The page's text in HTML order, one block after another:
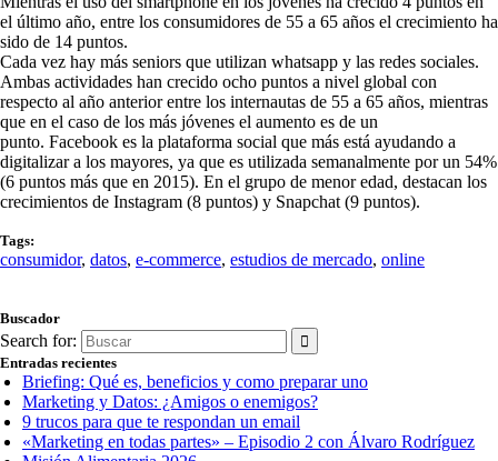
el último año, entre los consumidores de 55 a 65 años el crecimiento ha
sido de 14 puntos.
Cada vez hay más seniors que utilizan whatsapp y las redes sociales.
Ambas actividades han crecido ocho puntos a nivel global con
respecto al año anterior entre los internautas de 55 a 65 años, mientras
que en el caso de los más jóvenes el aumento es de un
punto. Facebook es la plataforma social que más está ayudando a
digitalizar a los mayores, ya que es utilizada semanalmente por un 54%
(6 puntos más que en 2015). En el grupo de menor edad, destacan los
crecimientos de Instagram (8 puntos) y Snapchat (9 puntos).
Tags:
consumidor, datos, e-commerce, estudios de mercado, online
Buscador
Search for:
Entradas recientes
Briefing: Qué es, beneficios y como preparar uno
Marketing y Datos: ¿Amigos o enemigos?
9 trucos para que te respondan un email
«Marketing en todas partes» – Episodio 2 con Álvaro Rodríguez